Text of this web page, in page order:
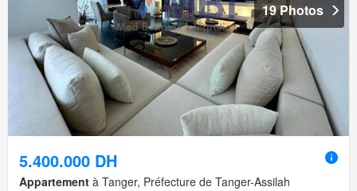
19 Photos
5.400.000 DH
Appartement à Tanger, Préfecture de Tanger-Assilah